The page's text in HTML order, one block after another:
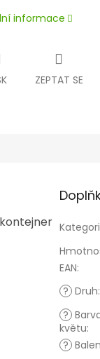
informace
ZEPTAT SE
EAN:
? Druh:
?
květu:
?